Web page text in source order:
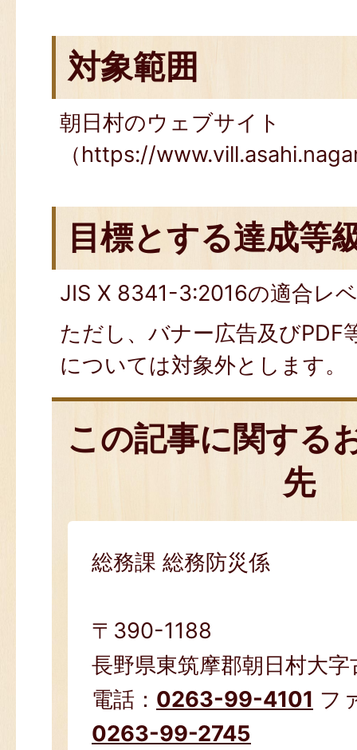
対象範囲
朝日村のウェブサイト
（https://
目標とする達成等
JIS X 8341-3:2016の適合レ
ただし、バナー広告及びPDF
については対象外とします。
この記事に関する
先
総務課 総務防災係
〒390-1188
長野県東筑摩郡朝日村大
電話： 0263-99-4101 フ
0263-99-2745